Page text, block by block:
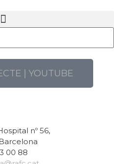
| YOUTUBE
nº 56,
00 88